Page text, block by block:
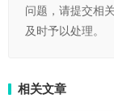
问题，请提交相
及时予以处理。
相关文章